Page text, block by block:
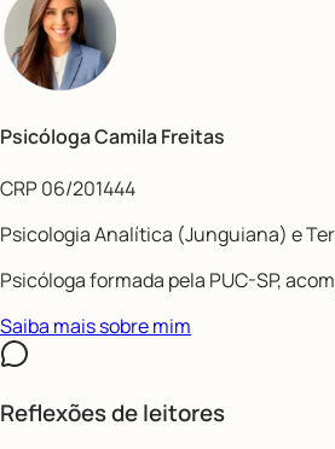
Psicóloga Camila Freitas
CRP 06/201444
Psicologia Analítica (Junguiana) e
Psicóloga formada pela PUC-SP,
Saiba mais sobre mim
Reflexões de leitores